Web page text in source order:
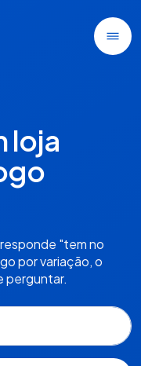
loja
"tem no
por variação, o
perguntar.